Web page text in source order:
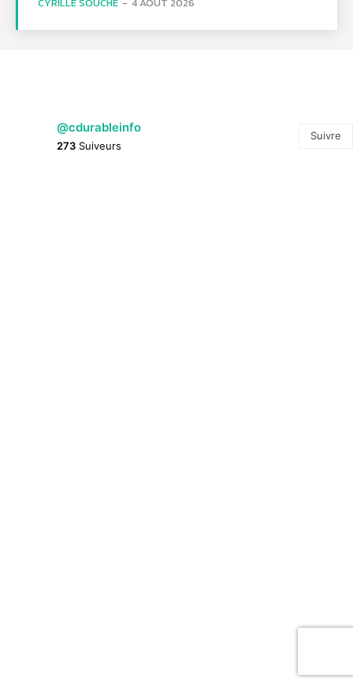
@cdurableinfo
273 Suiveurs
Suivre